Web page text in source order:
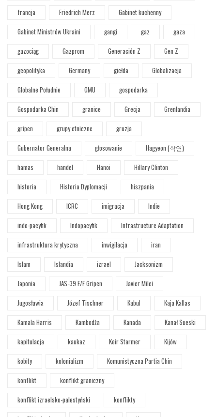
francja
Friedrich Merz
Gabinet kuchenny
Gabinet Ministrów Ukraini
gangi gaz
gaza
gazociąg
Gazprom Generación Z
Gen Z
geopolityka
Germany giełda
Globalizacja
Globalne Południe
GMU
gospodarka
Gospodarka Chin
granice Grecja
Grenlandia
gripen
grupy etniczne
gruzja
Gubernator Generalna
głosowanie
Hagyeon (학연)
hamas
handel Hanoi
Hillary Clinton
historia
Historia Dyplomacji
hiszpania
Hong Kong
ICRC imigracja
Indie
indo-pacyfik
Indopacyfik
Infrastructure Adaptation
infrastruktura krytyczna
inwigilacja
iran
Islam
Islandia izrael
Jacksonizm
Japonia
JAS-39 E/F Gripen
Javier Milei
Jugosławia
Józef Tischner Kabul
Kaja Kallas
Kamala Harris
Kambodża Kanada
Kanał Sueski
kapitulacja
kaukaz Keir Starmer
Kijów
kobity
kolonializm
Komunistyczna Partia Chin
konflikt
konflikt graniczny
konflikt izraelsko-palestyński
konflikty